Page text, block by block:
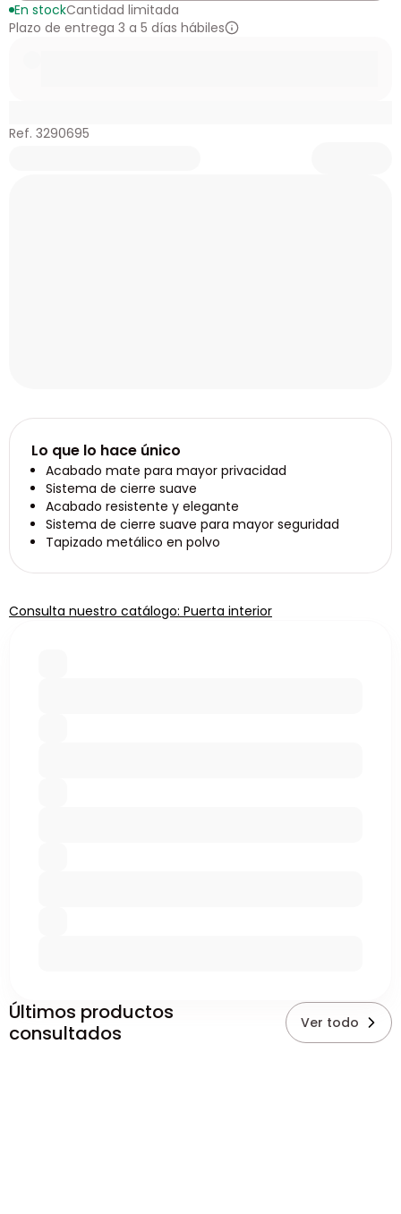
En stockCantidad limitada
Plazo de entrega 3 a 5 días hábiles
Ref. 3290695
Lo que lo hace único
Acabado mate para mayor privacidad
Sistema de cierre suave
Acabado resistente y elegante
Sistema de cierre suave para mayor seguridad
Tapizado metálico en polvo
Consulta nuestro catálogo: Puerta interior
Últimos productos
consultados
Ver todo